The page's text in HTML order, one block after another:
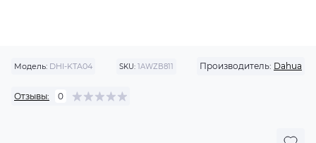
Модель: DHI-KTA04 SKU:1AWZB811 Производитель: Dahua
Отзывы: 0